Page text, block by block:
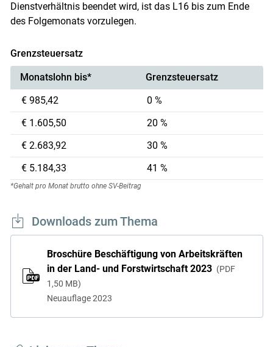
Dienstverhältnis beendet wird, ist das L16 bis zum Ende
des Folgemonats vorzulegen.
Grenzsteuersatz
Monatslohn bis*
Grenz­steuersatz
€ 985,42
0 %
€ 1.605,50
20 %
€ 2.683,92
30 %
€ 5.184,33
41 %
*Gehalt pro Monat brutto ohne SV-Beitrag
Downloads zum Thema
Broschüre Beschäftigung von Arbeitskräften
in der Land- und Forstwirtschaft 2023
PDF
1,50 MB
Neuauflage 2023